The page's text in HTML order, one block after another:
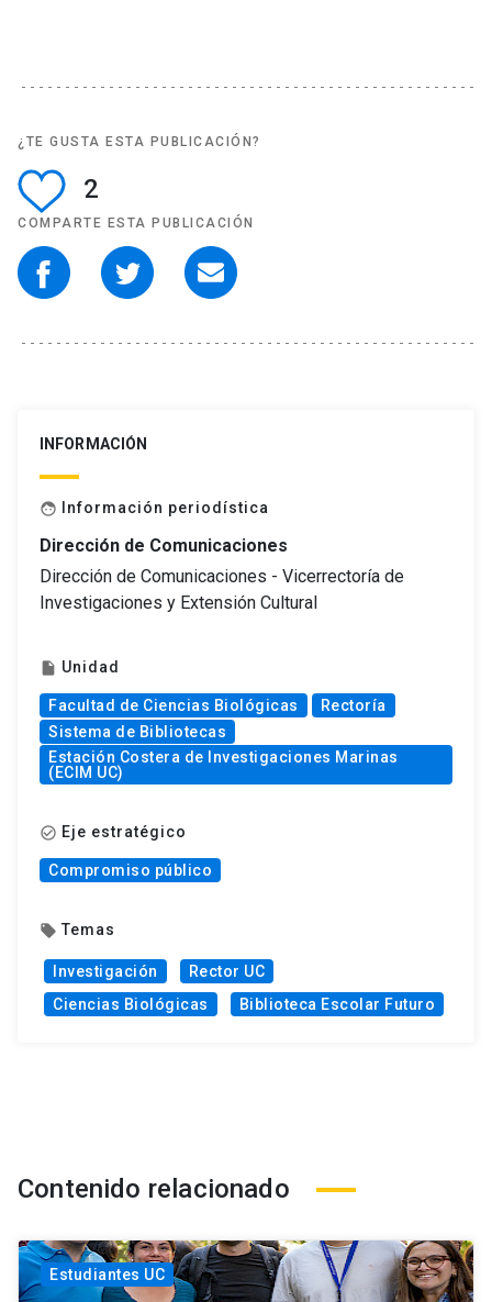
¿TE GUSTA ESTA PUBLICACIÓN?
2
COMPARTE ESTA PUBLICACIÓN
INFORMACIÓN
face Información periodística
Dirección de Comunicaciones
Dirección de Comunicaciones - Vicerrectoría de
Investigaciones y Extensión Cultural
insert_drive_file Unidad
Facultad de Ciencias Biológicas
Rectoría
Sistema de Bibliotecas
Estación Costera de Investigaciones Marinas
(ECIM UC)
check_circle_outline Eje estratégico
Compromiso público
local_offer Temas
Investigación
Rector UC
Ciencias Biológicas
Biblioteca Escolar Futuro
Contenido relacionado
Estudiantes UC